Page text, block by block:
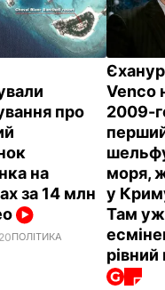
про
на
за 14 млн
ПОЛІТИКА
Venco
2009-
перший
моря,
у
Там